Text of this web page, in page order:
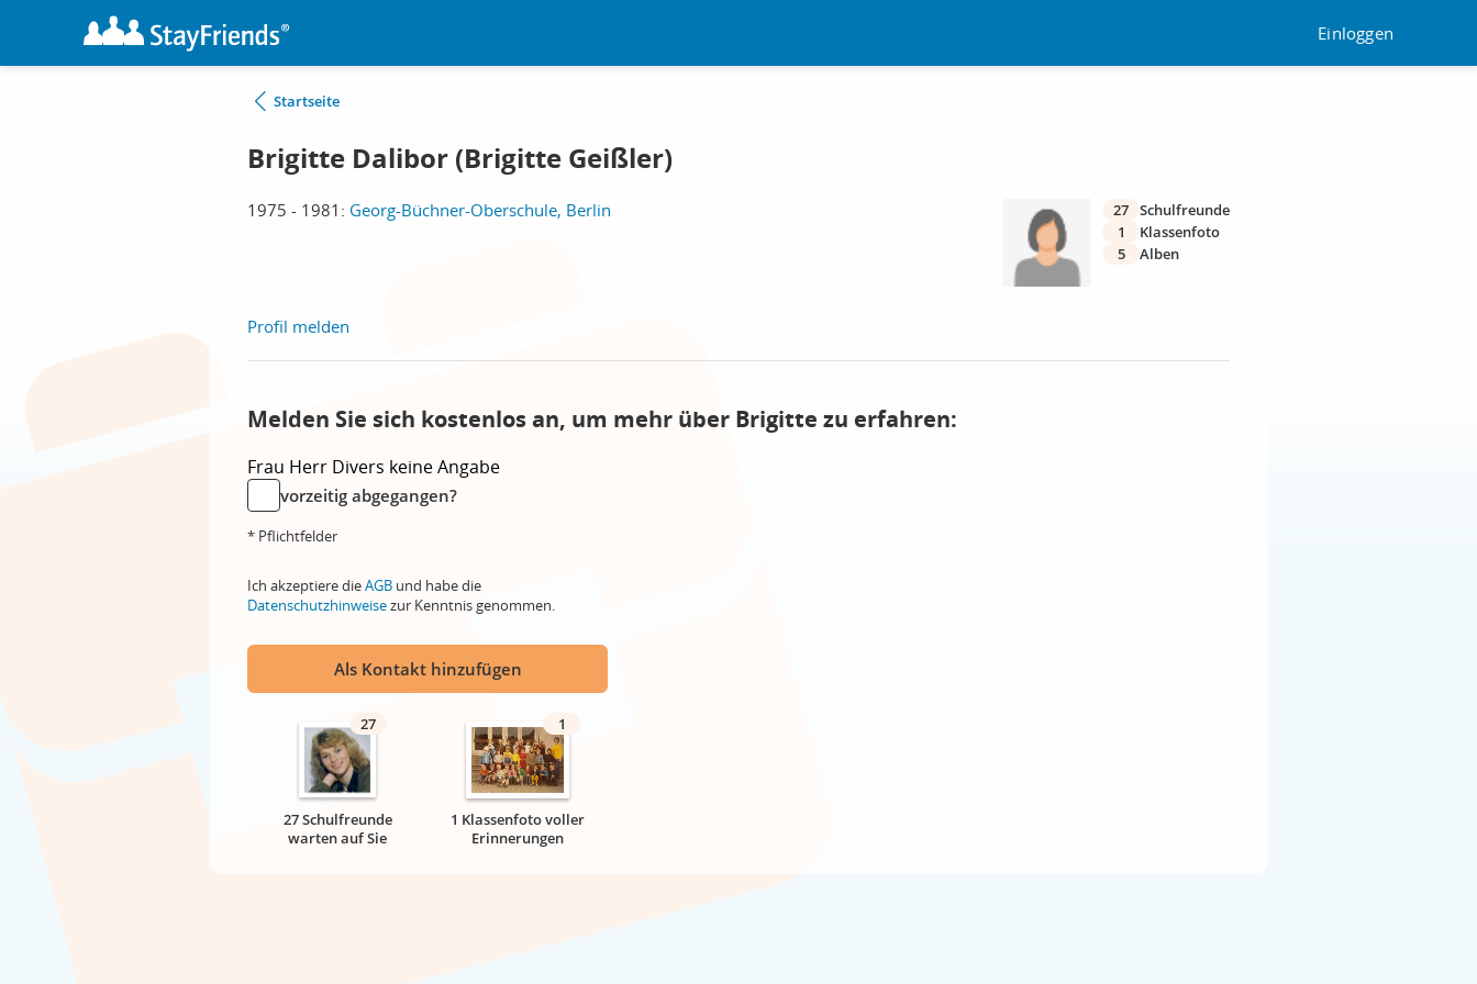
Einloggen
Startseite
Brigitte Dalibor (Brigitte Geißler)
1975 - 1981: Georg-Büchner-Oberschule, Berlin 27 Schulfreunde
1
Klassenfoto
5
Alben
Profil melden
Melden Sie sich kostenlos an, um mehr über Brigitte zu erfahren:
Frau Herr Divers keine Angabe
vorzeitig abgegangen?
* Pflichtfelder
Ich akzeptiere dieAGB und habe die
Datenschutzhinweisezur Kenntnis genommen.
Als Kontakt hinzufügen
27
27 Schulfreunde
warten auf Sie
1
1 Klassenfoto voller
Erinnerungen